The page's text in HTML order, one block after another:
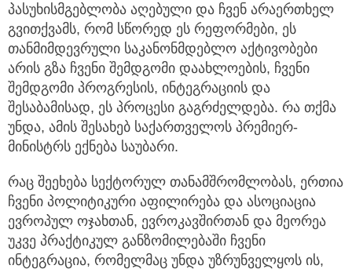
პასუხისმგებლობა აღებული და ჩვენ არაერთხელ
გვითქვამს, რომ სწორედ ეს რეფორმები, ეს
თანმიმდევრული საკანონმდებლო აქტივობები
არის გზა ჩვენი შემდგომი დაახლოების, ჩვენი
შემდგომი პროგრესის, ინტეგრაციის და
შესაბამისად, ეს პროცესი გაგრძელდება. რა თქმა
უნდა, ამის შესახებ საქართველოს პრემიერ-
მინისტრს ექნება საუბარი.
რაც შეეხება სექტორულ თანამშრომლობას, ერთია
ჩვენი პოლიტიკური აფილირება და ასოციაცია
ევროპულ ოჯახთან, ევროკავშირთან და მეორეა
უკვე პრაქტიკულ განზომილებაში ჩვენი
ინტეგრაცია, რომელმაც უნდა უზრუნველყოს ის,